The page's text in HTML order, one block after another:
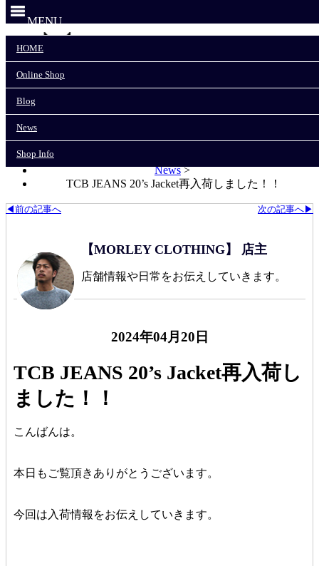
Online Shop
News
MENU
HOME
Online Shop
Blog
News
Shop Info
News>
TCB JEANS 20’s Jacket再入荷しました！！
次の記事へ▶
◀前の記事へ
【MORLEY CLOTHING】 店主
店舗情報や日常をお伝えしていきます。
2024年04月20日
TCB JEANS 20’s Jacket再入荷し
ました！！
こんばんは。
本日もご覧頂きありがとうございます。
今回は入荷情報をお伝えしていきます。